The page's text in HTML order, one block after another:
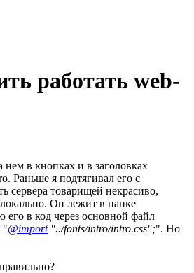
работать web-
нем в кнопках и в заголовках
Раньше я подтягивал его с
сервера товарищей некрасиво,
Он лежит в папке
его в код через основной файл
"@import"../fonts/intro/intro.css";". Но